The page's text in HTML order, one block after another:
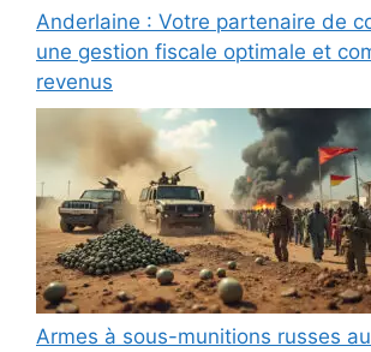
Anderlaine : Votre partenaire de
une gestion fiscale optimale et
revenus
Armes à sous-munitions russes